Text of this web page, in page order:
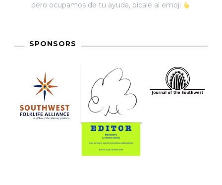
pero ocupamos de tu ayuda, pícale al emoji
SPONSORS